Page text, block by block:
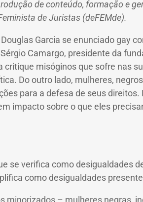
de conteúdo, formação e
de Juristas (deFEMde).
Douglas Garcia se enunciado gay
Sérgio Camargo, presidente da
misóginos que sofre nas
Do outro lado, mulheres,
para a defesa de seus direitos.
impacto sobre o que eles
se verifica como desigualdades
como desigualdades
minorizados – mulheres negras,